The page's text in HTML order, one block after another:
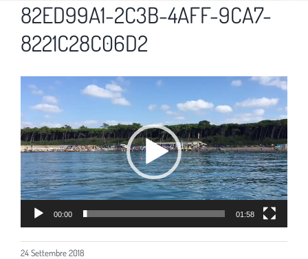
82ED99A1-2C3B-4AFF-9CA7-
8221C28C06D2
Video
Player
00:00 01:58
24 Settembre 2018